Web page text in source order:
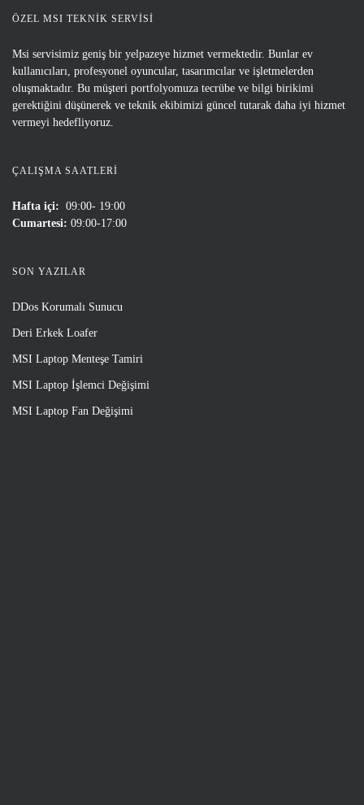
ÖZEL MSI TEKNİK SERVİSİ
Msi servisimiz geniş bir yelpazeye hizmet vermektedir. Bunlar ev
kullanıcıları, profesyonel oyuncular, tasarımcılar ve işletmelerden
oluşmaktadır. Bu müşteri portfolyomuza tecrübe ve bilgi birikimi
gerektiğini düşünerek ve teknik ekibimizi güncel tutarak daha iyi hizmet
vermeyi hedefliyoruz.
ÇALIŞMA SAATLERI
Hafta içi: 09:00- 19:00
Cumartesi: 09:00-17:00
SON YAZILAR
DDos Korumalı Sunucu
Deri Erkek Loafer
MSI Laptop Menteşe Tamiri
MSI Laptop İşlemci Değişimi
MSI Laptop Fan Değişimi